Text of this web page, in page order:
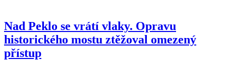
Nad Peklo se vrátí vlaky. Opravu
historického mostu ztěžoval omezený
přístup